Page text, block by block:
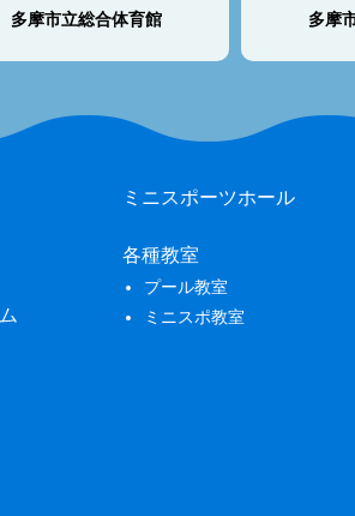
多摩市立総合体育館 多摩
ミニスポーツホール
各種教室
プール教室
ミニスポ教室